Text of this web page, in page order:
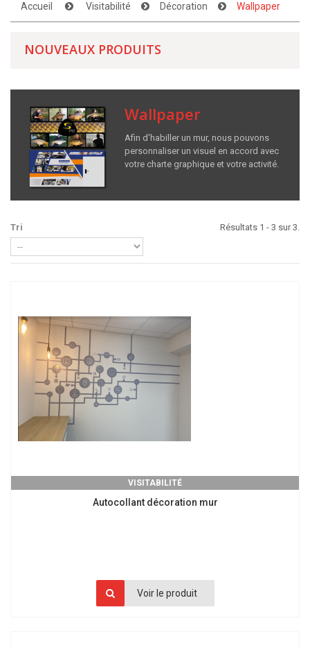
Accueil Visitabilité Décoration Wallpaper
NOUVEAUX PRODUITS
Wallpaper
Afin d'habiller un mur, nous pouvons
personnaliser un visuel en accord avec
votre charte graphique et votre activité.
Tri Résultats 1 - 3 sur 3.
VISITABILITÉ
Autocollant décoration mur
Voir le produit